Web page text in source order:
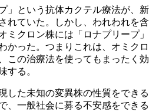
」という抗体カクテル療法が、新
れていた。しかし、われわれを含
ミクロン株には「ロナプリープ」
かった。つまりこれは、オミクロ
この治療法を使ってもまったく効
する。
した未知の変異株の性質をできる
、一般社会に募る不安感をできる